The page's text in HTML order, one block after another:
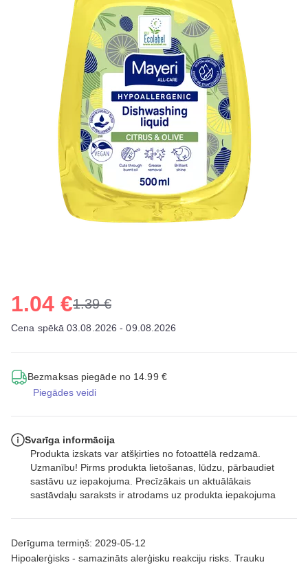
1.04 €1.39 €
Cena spēkā 03.08.2026 - 09.08.2026
Bezmaksas piegāde no 14.99 €
Piegādes veidi
Derīguma termiņš: 2029-05-12
Hipoalerģisks - samazināts alerģisku reakciju risks. Trauku
Svarīga informācija
Produkta izskats var atšķirties no fotoattēlā redzamā.
Uzmanību! Pirms produkta lietošanas, lūdzu, pārbaudiet
sastāvu uz iepakojuma. Precīzākais un aktuālākais
sastāvdaļu saraksts ir atrodams uz produkta iepakojuma